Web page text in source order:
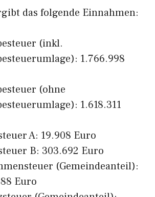
das folgende Einnahmen:
(inkl.
1.766.998
(ohne
1.618.311
A: 19.908 Euro
B: 303.692 Euro
(Gemeindeanteil):
Euro